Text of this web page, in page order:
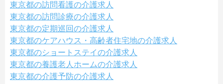
東京都の訪問看護の介護求人
東京都の訪問診療の介護求人
東京都の定期巡回の介護求人
東京都のケアハウス・高齢者住宅地の介護求人
東京都のショートステイの介護求人
東京都の養護老人ホームの介護求人
東京都の介護予防の介護求人